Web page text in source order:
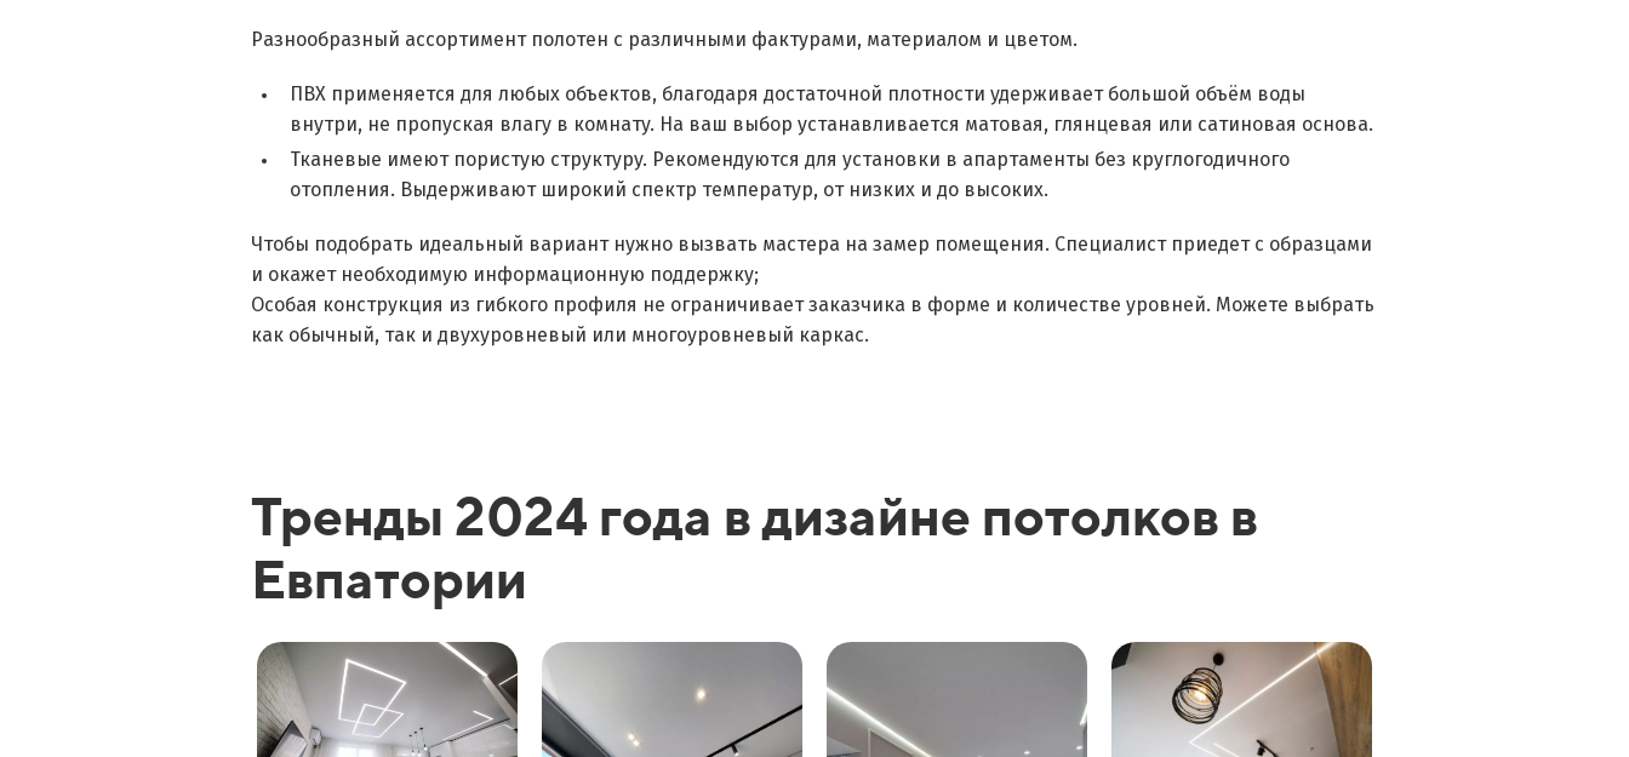
Разнообразный ассортимент полотен с различными фактурами, материалом и цветом.
ПВХ применяется для любых объектов, благодаря достаточной плотности удерживает большой объём воды
внутри, не пропуская влагу в комнату. На ваш выбор устанавливается матовая, глянцевая или сатиновая основа.
Тканевые имеют пористую структуру. Рекомендуются для установки в апартаменты без круглогодичного
отопления. Выдерживают широкий спектр температур, от низких и до высоких.
Чтобы подобрать идеальный вариант нужно вызвать мастера на замер помещения. Специалист приедет с образцами
и окажет необходимую информационную поддержку;
Особая конструкция из гибкого профиля не ограничивает заказчика в форме и количестве уровней. Можете выбрать
как обычный, так и двухуровневый или многоуровневый каркас.
Тренды 2024 года в дизайне потолков в
Евпатории